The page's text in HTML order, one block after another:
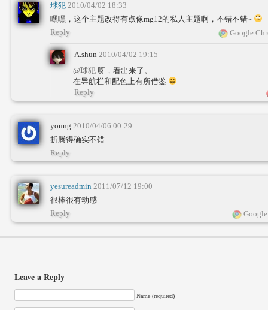
球犯 2010/04/02 18:33
嘿嘿，这个主题改得有点像mg12的私人主题啊，不错不错~
Google
Reply
A.shun 2010/04/02 19:15
@球犯 呀，看出来了。
在导航栏和配色上有所借鉴
Reply
young 2010/04/06 00:29
折腾得确实不错
Reply
yesureadmin 2011/07/12 19:00
很棒很有动感
Reply
Leave a Reply
Name (required)